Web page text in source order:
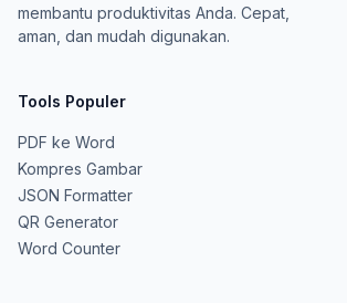
membantu produktivitas Anda. Cepat,
aman, dan mudah digunakan.
Tools Populer
PDF ke Word
Kompres Gambar
JSON Formatter
QR Generator
Word Counter